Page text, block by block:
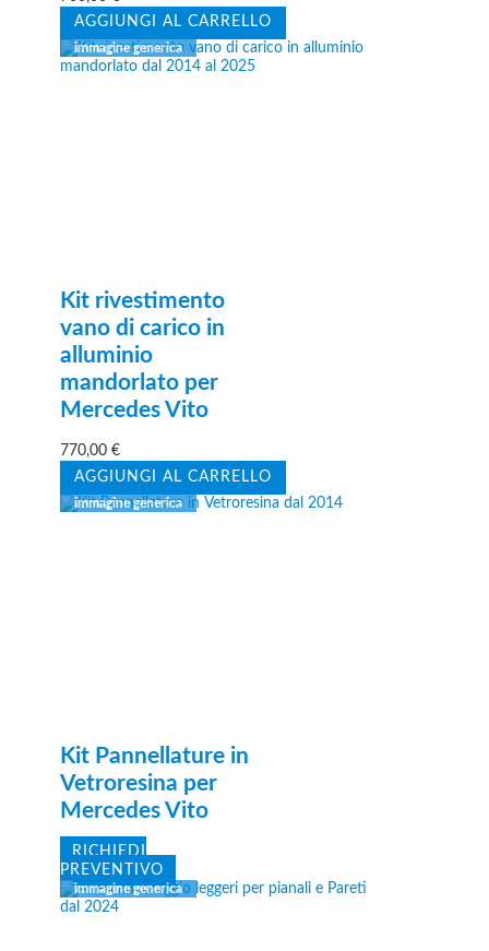
AGGIUNGI AL CARRELLO
Kit rivestimento
vano di carico in
alluminio
mandorlato per
Mercedes Vito
770,00€
AGGIUNGI AL CARRELLO
Kit Pannellature in
Vetroresina per
Mercedes Vito
RICHIEDI
PREVENTIVO